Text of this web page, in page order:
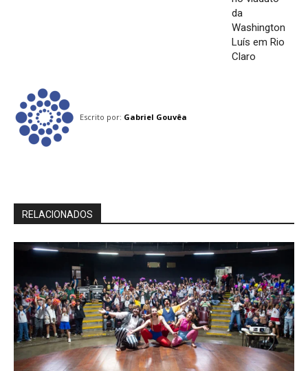
da
Washington
Luís em Rio
Claro
Escrito por: Gabriel Gouvêa
RELACIONADOS